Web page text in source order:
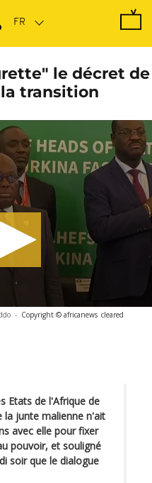
le décret de
transition
- Copyright © africanews cleared
Etats de l'Afrique de
la junte malienne n'ait
avec elle pour fixer
pouvoir, et souligné
soir que le dialogue